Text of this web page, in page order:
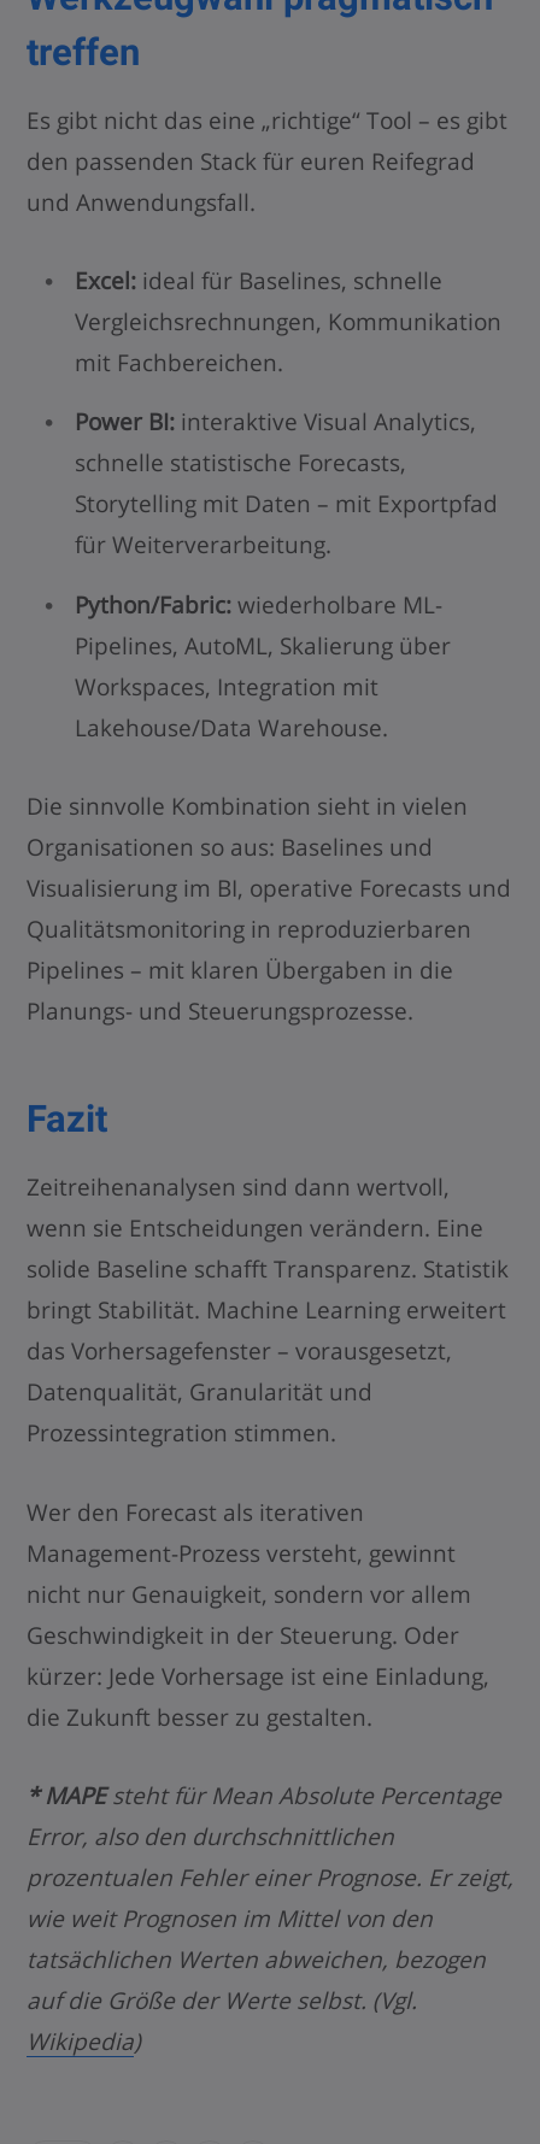
treffen
Es gibt nicht das eine „richtige“ Tool – es gibt
den passenden Stack für euren Reifegrad
und Anwendungsfall.
Excel: ideal für Baselines, schnelle
Vergleichsrechnungen, Kommunikation
mit Fachbereichen.
Power BI: interaktive Visual Analytics,
schnelle statistische Forecasts,
Storytelling mit Daten – mit Exportpfad
für Weiterverarbeitung.
Python/Fabric:wiederholbare ML-
Pipelines, AutoML, Skalierung über
Workspaces, Integration mit
Lakehouse/Data Warehouse.
Die sinnvolle Kombination sieht in vielen
Organisationen so aus: Baselines und
Visualisierung im BI, operative Forecasts und
Qualitätsmonitoring in reproduzierbaren
Pipelines – mit klaren Übergaben in die
Planungs- und Steuerungsprozesse.
Fazit
Zeitreihenanalysen sind dann wertvoll,
wenn sie Entscheidungen verändern. Eine
solide Baseline schafft Transparenz. Statistik
bringt Stabilität. Machine Learning erweitert
das Vorhersagefenster – vorausgesetzt,
Datenqualität, Granularität und
Prozessintegration stimmen.
Wer den Forecast als iterativen
Management-Prozess versteht, gewinnt
nicht nur Genauigkeit, sondern vor allem
Geschwindigkeit in der Steuerung. Oder
kürzer: Jede Vorhersage ist eine Einladung,
die Zukunft besser zu gestalten.
* MAPEsteht für Mean Absolute Percentage
Error, also den durchschnittlichen
prozentualen Fehler einer Prognose. Er zeigt,
wie weit Prognosen im Mittel von den
tatsächlichen Werten abweichen, bezogen
auf die Größe der Werte selbst. (Vgl.
Wikipedia)